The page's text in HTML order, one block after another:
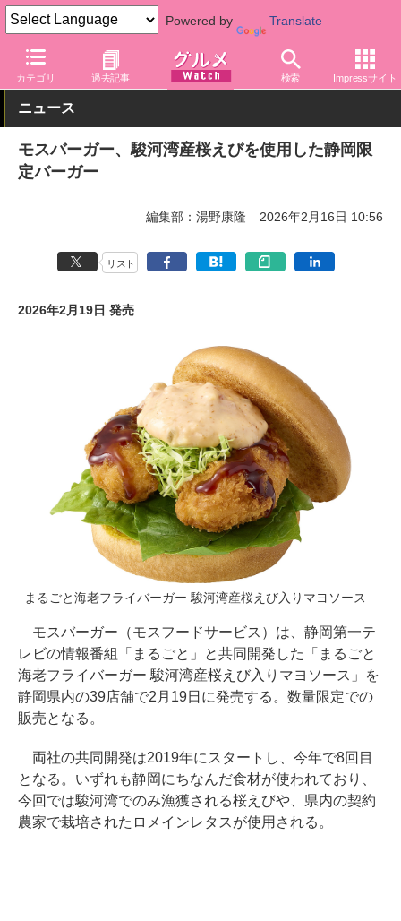
Powered by Translate
カテゴリ 過去記事 検索 Impressサイト
グルメ Watch 店舗 ファストフード モスバーガー
ニュース
モスバーガー、駿河湾産桜えびを使用した静岡限
定バーガー
編集部：湯野康隆 2026年2月16日 10:56
リスト
2026年2月19日 発売
まるごと海老フライバーガー 駿河湾産桜えび入りマヨソース
モスバーガー（モスフードサービス）は、静岡第一テ
レビの情報番組「まるごと」と共同開発した「まるごと
海老フライバーガー 駿河湾産桜えび入りマヨソース」を
静岡県内の39店舗で2月19日に発売する。数量限定での
販売となる。
両社の共同開発は2019年にスタートし、今年で8回目
となる。いずれも静岡にちなんだ食材が使われており、
今回では駿河湾でのみ漁獲される桜えびや、県内の契約
農家で栽培されたロメインレタスが使用される。